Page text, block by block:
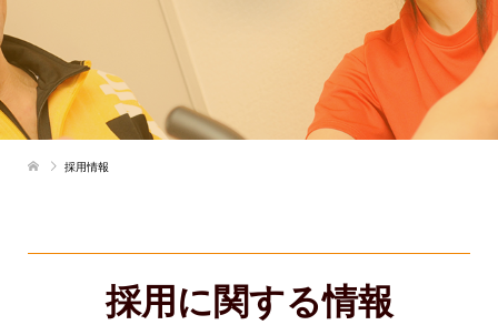
採用情報
採用に関する情報